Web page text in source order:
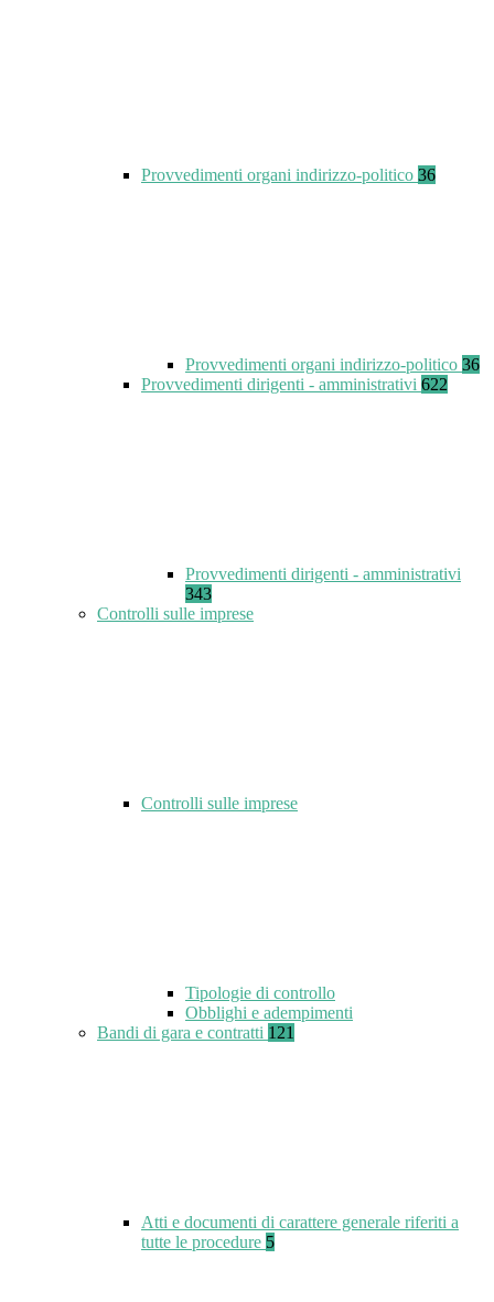
Provvedimenti organi indirizzo-politico 36
Provvedimenti organi indirizzo-politico 36
Provvedimenti dirigenti - amministrativi 622
Provvedimenti dirigenti - amministrativi
343
Controlli sulle imprese
Controlli sulle imprese
Tipologie di controllo
Obblighi e adempimenti
Bandi di gara e contratti 121
Atti e documenti di carattere generale riferiti a
tutte le procedure 5